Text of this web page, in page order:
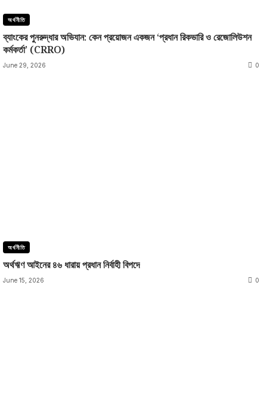
অর্থনীতি
ব্যাংকের পুনরুদ্ধার অভিযান: কেন প্রয়োজন একজন ‘প্রধান রিকভারি ও রেজোলিউশন
কর্মকর্তা’ (CRRO)
June 29, 2026 0
অর্থনীতি
অর্থঋণ আইনের ৪৬ ধারায় প্রধান নির্বাহী বিপদে
June 15, 2026 0